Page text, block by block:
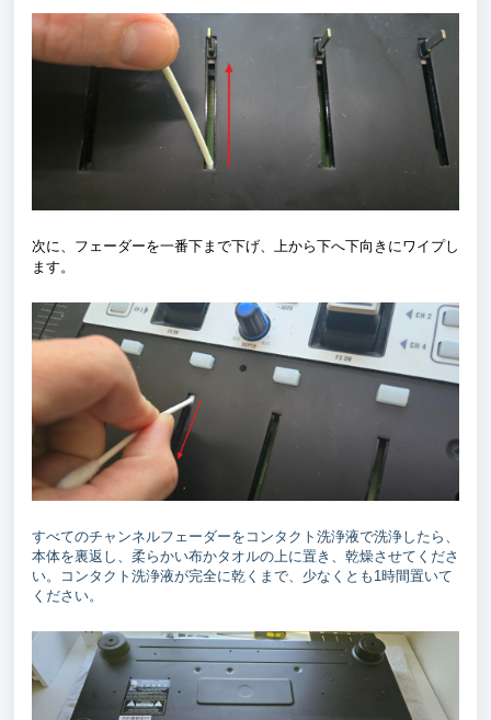
次に、フェーダーを一番下まで下げ、上から下へ下向きにワイプし
ます。
すべてのチャンネルフェーダーをコンタクト洗浄液で洗浄したら、
本体を裏返し、柔らかい布かタオルの上に置き、乾燥させてくださ
い。コンタクト洗浄液が完全に乾くまで、少なくとも1時間置いて
ください。